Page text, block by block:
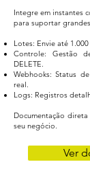
Integre em instantes
para suportar
Lotes: Envie até
Controle: Gestão
DELETE.
Webhooks: Status
real.
Logs: Registros
Documentação
seu negócio.
Ver